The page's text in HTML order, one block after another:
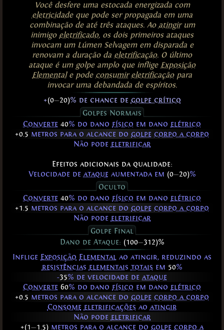
Você desfere uma estocada energizada com
eletricidadeque pode ser propagada em uma
combinação de até três ataques. Ao atingirum
inimigo eletrificado, os dois primeiros ataques
invocam um Lúmen Selvagem em disparada e
renovam a duração da eletrificação. O último
ataque é um golpe amplo que inflige Exposição
Elementale pode consumir eletrificaçãopara
invocar uma debandada de espíritos.
ㅤ+(0—20)% de chance de golpe crítico
Golpes Normais
Converte 40% do dano físico em dano elétrico
+0.5 metros para o alcance do golpe corpo a corpo
Não pode eletrificar
Efeitos adicionais da qualidade:
Velocidade de ataqueaumentada em (0—20)%
Oculto
Converte 40% do dano físico em dano elétrico
+1.5 metros para o alcance do golpe corpo a corpo
Não pode eletrificar
Golpe Final
Dano de Ataque: (100—312)%
Inflige Exposição Elemental ao atingir, reduzindo as
resistências elementais totais em 50%
ㅤ-35% de velocidade de ataque
Converte 60% do dano físico em dano elétrico
+0.5 metros para o alcance do golpe corpo a corpo
Consome eletrificações ao atingir
Não pode eletrificar
+(1—1.5) metros para o alcance do golpe corpo a